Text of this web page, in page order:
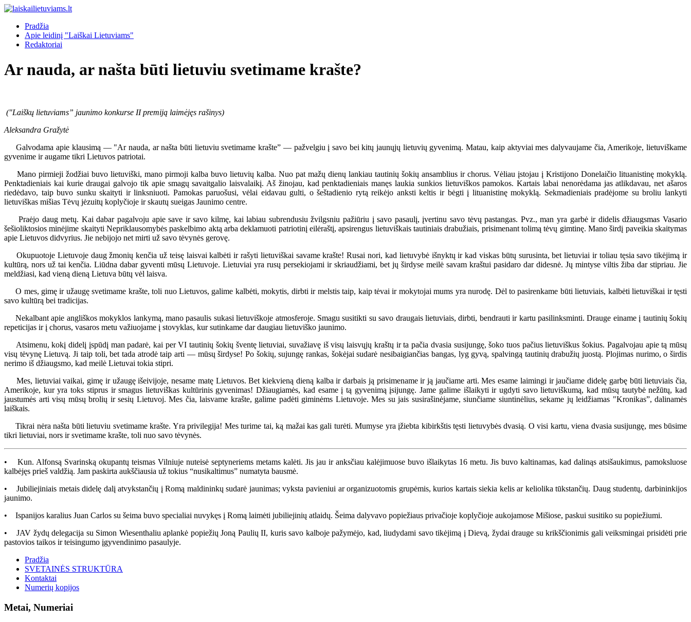
Pradžia
Apie leidinį "Laiškai Lietuviams"
Redaktoriai
Ar nauda, ar našta būti lietuviu svetimame krašte?
("Laiškų lietuviams” jaunimo konkurse II premiją laimėjęs rašinys)
Aleksandra Gražytė
Galvodama apie klausimą — "Ar nauda, ar našta būti lietuviu svetimame krašte” — pažvelgiu į savo bei kitų jaunųjų lietuvių gyvenimą. Matau, kaip aktyviai mes dalyvaujame čia, Amerikoje, lietuviškame
gyvenime ir augame tikri Lietuvos patriotai.
Mano pirmieji žodžiai buvo lietuviški, mano pirmoji kalba buvo lietuvių kalba. Nuo pat mažų dienų lankiau tautinių šokių ansamblius ir chorus. Vėliau įstojau į Kristijono Donelaičio lituanistinę mokyklą.
Penktadieniais kai kurie draugai galvojo tik apie smagų savaitgalio laisvalaikį. Aš žinojau, kad penktadieniais manęs laukia sunkios lietuviškos pamokos. Kartais labai nenorėdama jas atlikdavau, net ašaros
riedėdavo, taip buvo sunku skaityti ir linksniuoti. Pamokas paruošusi, vėlai eidavau gulti, o šeštadienio rytą reikėjo anksti keltis ir bėgti į lituanistinę mokyklą. Sekmadieniais pradėjome su broliu lankyti
lietuviškas mišias Tėvų jėzuitų koplyčioje ir skautų sueigas Jaunimo centre.
Praėjo daug metų. Kai dabar pagalvoju apie save ir savo kilmę, kai labiau subrendusiu žvilgsniu pažiūriu į savo pasaulį, įvertinu savo tėvų pastangas. Pvz., man yra garbė ir didelis džiaugsmas Vasario
šešioliktosios minėjime skaityti Nepriklausomybės paskelbimo aktą arba deklamuoti patriotinį eilėraštį, apsirengus lietuviškais tautiniais drabužiais, prisimenant tolimą tėvų gimtinę. Mano širdį paveikia skaitymas
apie Lietuvos didvyrius. Jie nebijojo net mirti už savo tėvynės gerovę.
Okupuotoje Lietuvoje daug žmonių kenčia už teisę laisvai kalbėti ir rašyti lietuviškai savame krašte! Rusai nori, kad lietuvybė išnyktų ir kad viskas būtų surusinta, bet lietuviai ir toliau tęsia savo tikėjimą ir
kultūrą, nors už tai kenčia. Liūdna dabar gyventi mūsų Lietuvoje. Lietuviai yra rusų persekiojami ir skriaudžiami, bet jų širdyse meilė savam kraštui pasidaro dar didesnė. Jų mintyse viltis žiba dar stipriau. Jie
meldžiasi, kad vieną dieną Lietuva būtų vėl laisva.
O mes, gimę ir užaugę svetimame krašte, toli nuo Lietuvos, galime kalbėti, mokytis, dirbti ir melstis taip, kaip tėvai ir mokytojai mums yra nurodę. Dėl to pasirenkame būti lietuviais, kalbėti lietuviškai ir tęsti
savo kultūrą bei tradicijas.
Nekalbant apie angliškos mokyklos lankymą, mano pasaulis sukasi lietuviškoje atmosferoje. Smagu susitikti su savo draugais lietuviais, dirbti, bendrauti ir kartu pasilinksminti. Drauge einame į tautinių šokių
repeticijas ir į chorus, vasaros metu važiuojame į stovyklas, kur sutinkame dar daugiau lietuviško jaunimo.
Atsimenu, kokį didelį įspūdį man padarė, kai per VI tautinių šokių šventę lietuviai, suvažiavę iš visų laisvųjų kraštų ir ta pačia dvasia susijungę, šoko tuos pačius lietuviškus šokius. Pagalvojau apie tą mūsų
visų tėvynę Lietuvą. Ji taip toli, bet tada atrodė taip arti — mūsų širdyse! Po šokių, sujungę rankas, šokėjai sudarė nesibaigiančias bangas, lyg gyvą, spalvingą tautinių drabužių juostą. Plojimas nurimo, o širdis
nerimo iš džiaugsmo, kad meilė Lietuvai tokia stipri.
Mes, lietuviai vaikai, gimę ir užaugę išeivijoje, nesame matę Lietuvos. Bet kiekvieną dieną kalba ir darbais ją prisimename ir ją jaučiame arti. Mes esame laimingi ir jaučiame didelę garbę būti lietuviais čia,
Amerikoje, kur yra toks stiprus ir smagus lietuviškas kultūrinis gyvenimas! Džiaugiamės, kad esame į tą gyvenimą įsijungę. Jame galime išlaikyti ir ugdyti savo lietuviškumą, kad mūsų tautybė nežūtų, kad
jaustumės arti visų mūsų brolių ir sesių Lietuvoj. Mes čia, laisvame krašte, galime padėti giminėms Lietuvoje. Mes su jais susirašinėjame, siunčiame siuntinėlius, sekame jų leidžiamas "Kronikas”, dalinamės
laiškais.
Tikrai nėra našta būti lietuviu svetimame krašte. Yra privilegija! Mes turime tai, ką mažai kas gali turėti. Mumyse yra įžiebta kibirkštis tęsti lietuvybės dvasią. O visi kartu, viena dvasia susijungę, mes būsime
tikri lietuviai, nors ir svetimame krašte, toli nuo savo tėvynės.
• Kun. Alfonsą Svarinską okupantų teismas Vilniuje nuteisė septyneriems metams kalėti. Jis jau ir anksčiau kalėjimuose buvo išlaikytas 16 metu. Jis buvo kaltinamas, kad dalinąs atsišaukimus, pamoksluose
kalbėjęs prieš valdžią. Jam paskirta aukščiausia už tokius “nusikaltimus” numatyta bausmė.
• Jubiliejiniais metais didelę dalį atvykstančių į Romą maldininkų sudarė jaunimas; vyksta pavieniui ar organizuotomis grupėmis, kurios kartais siekia kelis ar keliolika tūkstančių. Daug studentų, darbininkijos
jaunimo.
• Ispanijos karalius Juan Carlos su šeima buvo specialiai nuvykęs į Romą laimėti jubiliejinių atlaidų. Šeima dalyvavo popiežiaus privačioje koplyčioje aukojamose Mišiose, paskui susitiko su popiežiumi.
• JAV žydų delegacija su Simon Wiesenthaliu aplankė popiežių Joną Paulių II, kuris savo kalboje pažymėjo, kad, liudydami savo tikėjimą į Dievą, žydai drauge su krikščionimis gali veiksmingai prisidėti prie
pastovios taikos ir teisingumo įgyvendinimo pasaulyje.
Pradžia
SVETAINĖS STRUKTŪRA
Kontaktai
Numerių kopijos
Metai, Numeriai